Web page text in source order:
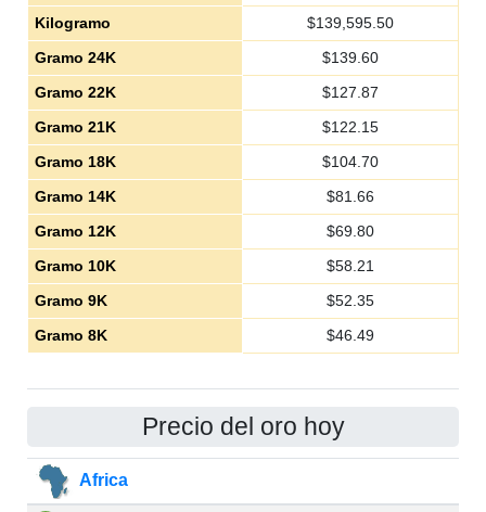
Kilogramo
$139,595.50
Gramo 24K
$139.60
Gramo 22K
$127.87
Gramo 21K
$122.15
Gramo 18K
$104.70
Gramo 14K
$81.66
Gramo 12K
$69.80
Gramo 10K
$58.21
Gramo 9K
$52.35
Gramo 8K
$46.49
Precio del oro hoy
Africa